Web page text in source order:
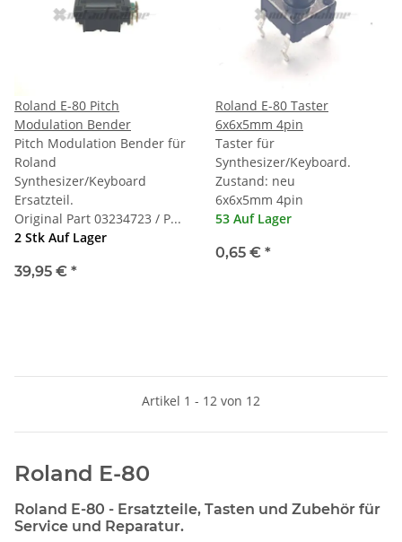
Roland E-80 Pitch
Modulation Bender
Pitch Modulation Bender für
Roland
Synthesizer/Keyboard
Ersatzteil.
Original Part 03234723 / P...
2 Stk Auf Lager
39,95 € *
Roland E-80 Taster
6x6x5mm 4pin
Taster für
Synthesizer/Keyboard.
Zustand: neu
6x6x5mm 4pin
53 Auf Lager
0,65 € *
Artikel 1 - 12 von 12
Roland E-80
Roland E-80 - Ersatzteile, Tasten und Zubehör für
Service und Reparatur.